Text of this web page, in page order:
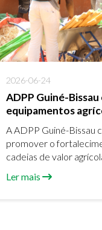
2026-06-24
ADPP Guiné-
equipamentos
organizações de
A ADPP Guiné-Bissau
promover o
cadeias de valor
comunidades rurais
Ler mais